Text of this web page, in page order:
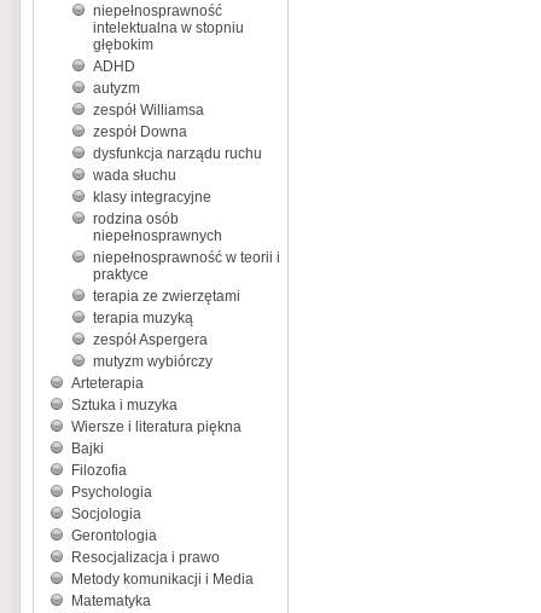
niepełnosprawność
intelektualna w stopniu
głębokim
ADHD
autyzm
zespół Williamsa
zespół Downa
dysfunkcja narządu ruchu
wada słuchu
klasy integracyjne
rodzina osób
niepełnosprawnych
niepełnosprawność w teorii i
praktyce
terapia ze zwierzętami
terapia muzyką
zespół Aspergera
mutyzm wybiórczy
Arteterapia
Sztuka i muzyka
Wiersze i literatura piękna
Bajki
Filozofia
Psychologia
Socjologia
Gerontologia
Resocjalizacja i prawo
Metody komunikacji i Media
Matematyka